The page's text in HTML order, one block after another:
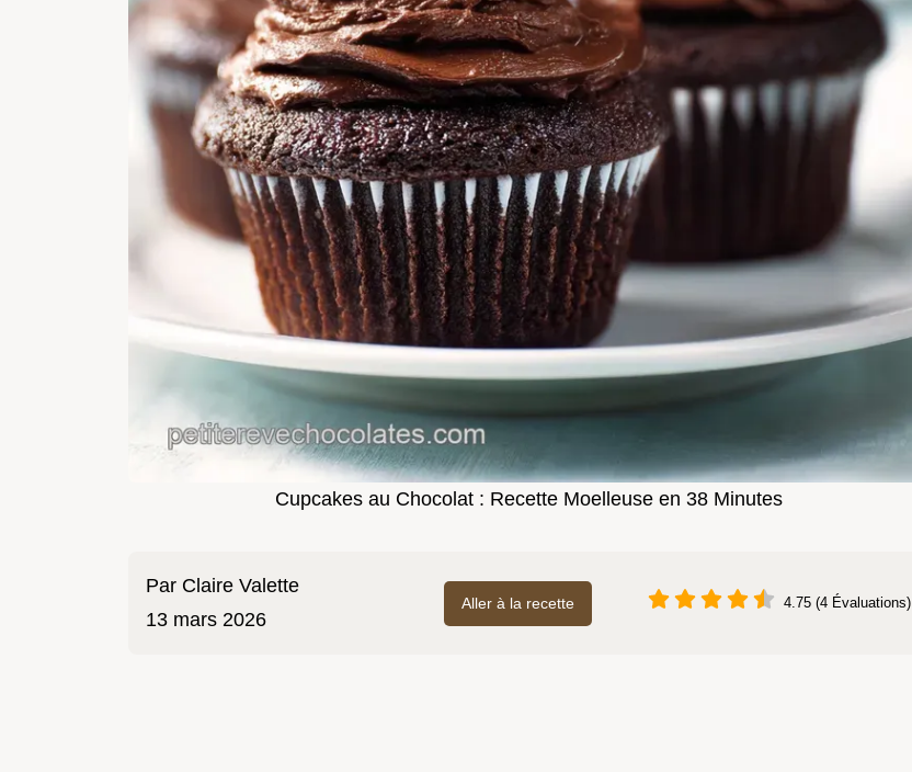
Cupcakes au Chocolat : Recette Moelleuse en 38 Minutes
Par Claire Valette
13 mars 2026
Aller à la recette 4.75 (4 Évaluations)